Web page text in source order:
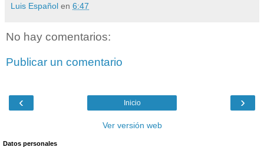
Luis Español en 6:47
No hay comentarios:
Publicar un comentario
‹ ›
Inicio
Ver versión web
Datos personales